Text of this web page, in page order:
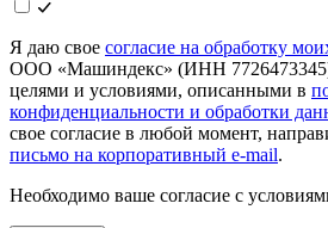
Я даю свое согласие на обработку
ООО «Машиндекс» (ИНН 7726473345)
целями и условиями, описанными в
конфиденциальности и обработки
свое согласие в любой момент,
письмо на корпоративный e-mail.
Необходимо ваше согласие с